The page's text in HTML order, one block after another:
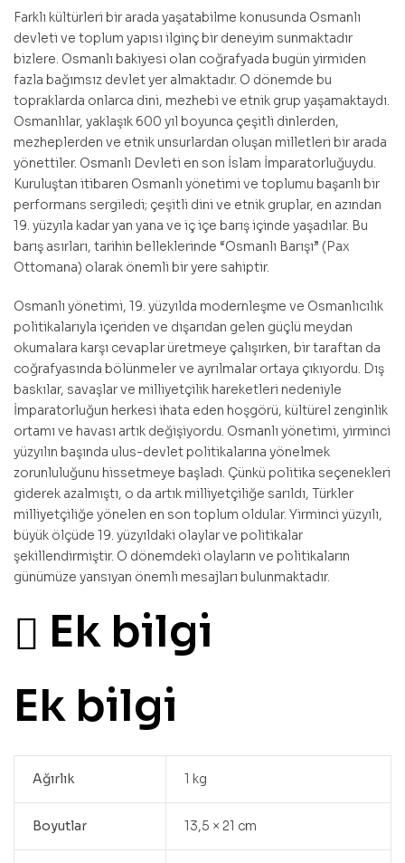
Farklı kültürleri bir arada yaşatabilme konusunda Osmanlı
devleti ve toplum yapısı ilginç bir deneyim sunmaktadır
bizlere. Osmanlı bakiyesi olan coğrafyada bugün yirmiden
fazla bağımsız devlet yer almaktadır. O dönemde bu
topraklarda onlarca dini, mezhebi ve etnik grup yaşamaktaydı.
Osmanlılar, yaklaşık 600 yıl boyunca çeşitli dinlerden,
mezheplerden ve etnik unsurlardan oluşan milletleri bir arada
yönettiler. Osmanlı Devleti en son İslam İmparatorluğuydu.
Kuruluştan itibaren Osmanlı yönetimi ve toplumu başarılı bir
performans sergiledi; çeşitli dini ve etnik gruplar, en azından
19. yüzyıla kadar yan yana ve iç içe barış içinde yaşadılar. Bu
barış asırları, tarihin belleklerinde “Osmanlı Barışı” (Pax
Ottomana) olarak önemli bir yere sahiptir.
Osmanlı yönetimi, 19. yüzyılda modernleşme ve Osmanlıcılık
politikalarıyla içeriden ve dışarıdan gelen güçlü meydan
okumalara karşı cevaplar üretmeye çalışırken, bir taraftan da
coğrafyasında bölünmeler ve ayrılmalar ortaya çıkıyordu. Dış
baskılar, savaşlar ve milliyetçilik hareketleri nedeniyle
İmparatorluğun herkesi ihata eden hoşgörü, kültürel zenginlik
ortamı ve havası artık değişiyordu. Osmanlı yönetimi, yirminci
yüzyılın başında ulus-devlet politikalarına yönelmek
zorunluluğunu hissetmeye başladı. Çünkü politika seçenekleri
giderek azalmıştı, o da artık milliyetçiliğe sarıldı, Türkler
milliyetçiliğe yönelen en son toplum oldular. Yirminci yüzyılı,
büyük ölçüde 19. yüzyıldaki olaylar ve politikalar
şekillendirmiştir. O dönemdeki olayların ve politikaların
günümüze yansıyan önemli mesajları bulunmaktadır.
Ek bilgi
Ek bilgi
Ağırlık 1 kg
Boyutlar 13,5 × 21 cm